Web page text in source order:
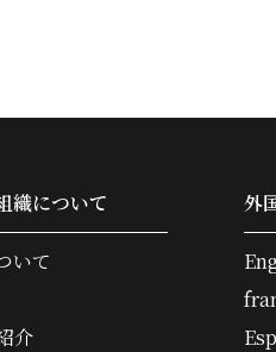
織について
いて
介
外